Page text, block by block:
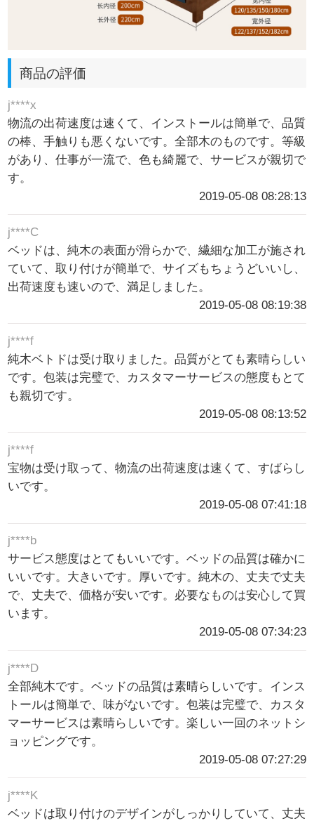
商品の評価
j****x
物流の出荷速度は速くて、インストールは簡単で、品質
の棒、手触りも悪くないです。全部木のものです。等級
があり、仕事が一流で、色も綺麗で、サービスが親切で
す。
2019-05-08 08:28:13
j****C
ベッドは、純木の表面が滑らかで、繊細な加工が施され
ていて、取り付けが簡単で、サイズもちょうどいいし、
出荷速度も速いので、満足しました。
2019-05-08 08:19:38
j****f
純木ベトドは受け取りました。品質がとても素晴らしい
です。包装は完璧で、カスタマーサービスの態度もとて
も親切です。
2019-05-08 08:13:52
j****f
宝物は受け取って、物流の出荷速度は速くて、すばらし
いです。
2019-05-08 07:41:18
j****b
サービス態度はとてもいいです。ベッドの品質は確かに
いいです。大きいです。厚いです。純木の、丈夫で丈夫
で、丈夫で、価格が安いです。必要なものは安心して買
います。
2019-05-08 07:34:23
j****D
全部純木です。ベッドの品質は素晴らしいです。インス
トールは簡単で、味がないです。包装は完璧で、カスタ
マーサービスは素晴らしいです。楽しい一回のネットシ
ョッピングです。
2019-05-08 07:27:29
j****K
ベッドは取り付けのデザインがしっかりしていて、丈夫